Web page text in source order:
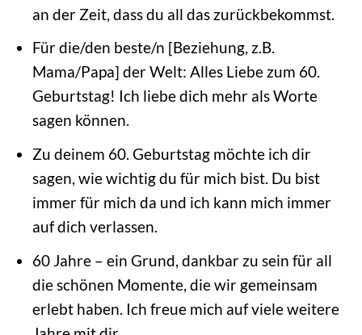
an der Zeit, dass du all das zurückbekommst.
Für die/den beste/n [Beziehung, z.B.
Mama/Papa] der Welt: Alles Liebe zum 60.
Geburtstag! Ich liebe dich mehr als Worte
sagen können.
Zu deinem 60. Geburtstag möchte ich dir
sagen, wie wichtig du für mich bist. Du bist
immer für mich da und ich kann mich immer
auf dich verlassen.
60 Jahre – ein Grund, dankbar zu sein für all
die schönen Momente, die wir gemeinsam
erlebt haben. Ich freue mich auf viele weitere